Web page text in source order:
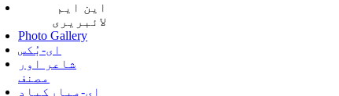
این ایم
لائبریری
Photo Gallery
ای-بُکس
شاعر اور
مصنف
ای-مبارکباد